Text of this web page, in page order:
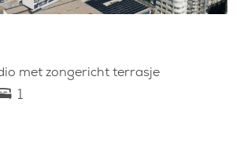
met zongericht terrasje
1